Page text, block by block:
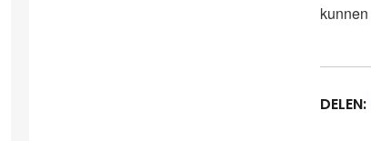
DELEN: